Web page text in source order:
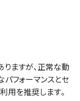
ますが、正常な動
フォーマンスとセ
用を推奨します。